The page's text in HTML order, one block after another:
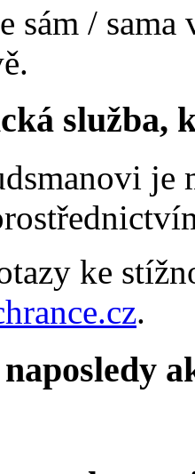
sám / sama
služba,
je
ke
.